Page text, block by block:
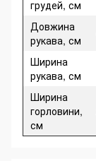
грудей, см
Довжина
рукава, см
Ширина
рукава, см
Ширина
горловини,
см